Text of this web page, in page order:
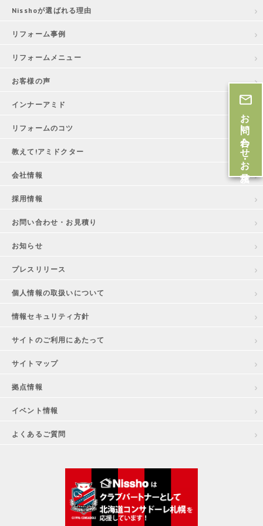
Nisshoが選ばれる理由
リフォーム事例
リフォームメニュー
お客様の声
インナーアミド
リフォームのコツ
教えて!アミドクター
会社情報
採用情報
お問い合わせ・お見積り
お知らせ
プレスリリース
個人情報の取扱いについて
情報セキュリティ方針
サイトのご利用にあたって
サイトマップ
拠点情報
イベント情報
よくあるご質問
お問い合わせ・お見積